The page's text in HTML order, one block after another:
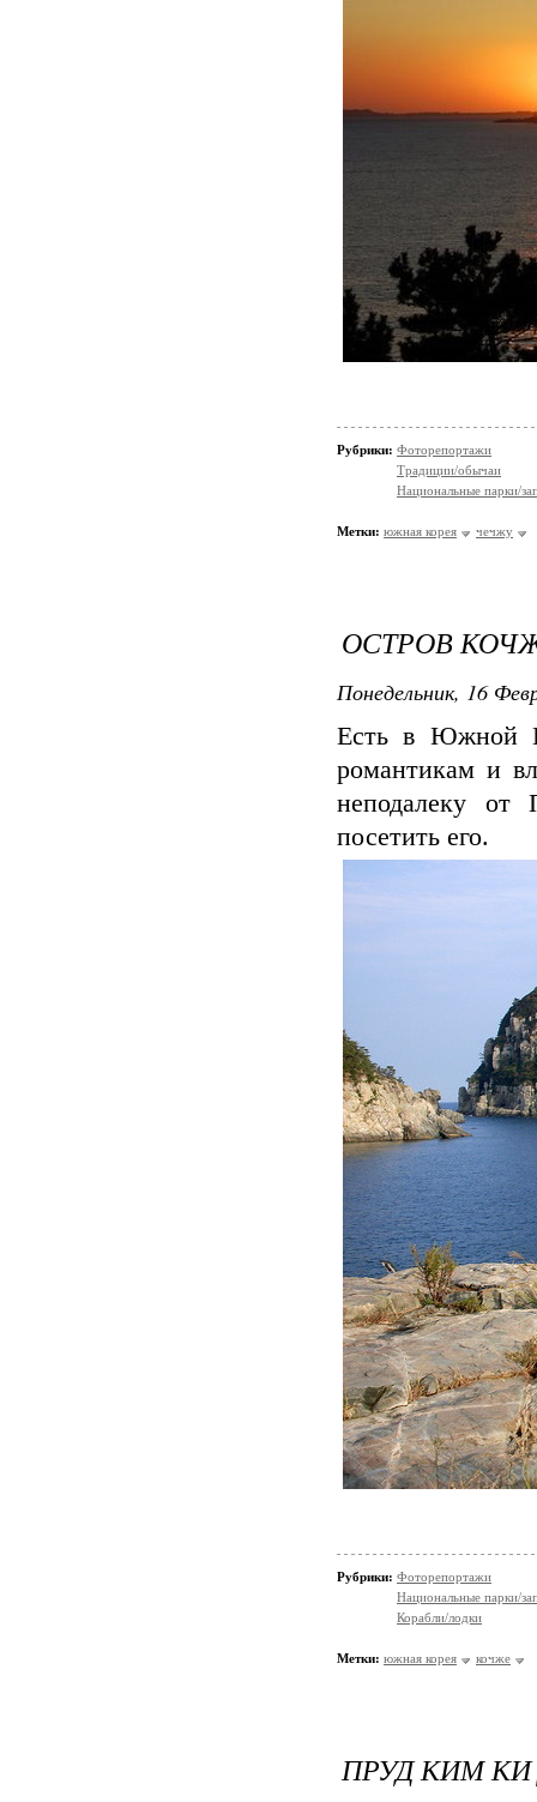
Рубрики: Фоторепортажи
Традиции/обычаи
Национальные парки/
Метки: южная корея чечжу
ОСТРОВ
Понедельник, 16
Есть в Южной
романтикам и
неподалеку
посетить его.
Рубрики: Фоторепортажи
Национальные парки/
Корабли/лодки
Метки: южная корея кочже
ПРУД КИМ